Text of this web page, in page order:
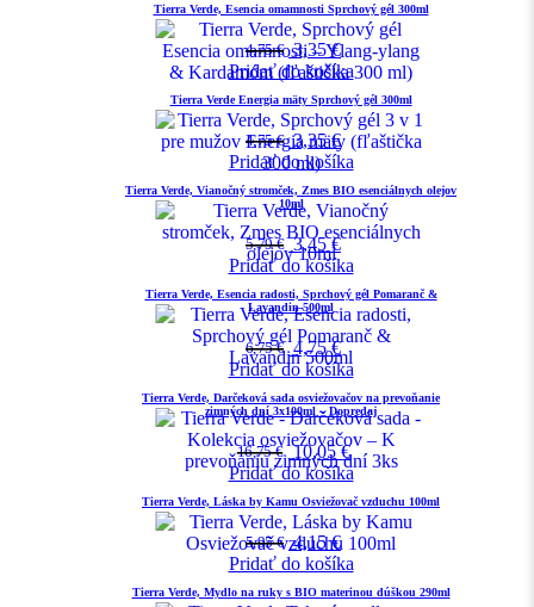
Tierra Verde, Esencia omamnosti Sprchový gél 300ml
4,75€ 3,35€
Pridať do košíka
Tierra Verde Energia mäty Sprchový gél 300ml
4,75€ 3,35€
Pridať do košíka
Tierra Verde, Vianočný stromček, Zmes BIO esenciálnych olejov
10ml
5,79€ 3,45€
Pridať do košíka
Tierra Verde, Esencia radosti, Sprchový gél Pomaranč &
Lavandin 500ml
6,75€ 4,75€
Pridať do košíka
Tierra Verde, Darčeková sada osviežovačov na prevoňanie
zimných dní 3x100ml – Dopredaj
16,75€ 10,05€
Pridať do košíka
Tierra Verde, Láska by Kamu Osviežovač vzduchu 100ml
5,95€ 4,15€
Pridať do košíka
Tierra Verde, Mydlo na ruky s BIO materinou dúškou 290ml